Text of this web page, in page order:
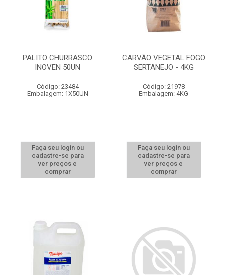
PALITO CHURRASCO
INOVEN 50UN
Código: 23484
Embalagem: 1X50UN
Faça seu login ou
cadastre-se para
ver preços e
comprar
CARVÃO VEGETAL FOGO
SERTANEJO - 4KG
Código: 21978
Embalagem: 4KG
Faça seu login ou
cadastre-se para
ver preços e
comprar